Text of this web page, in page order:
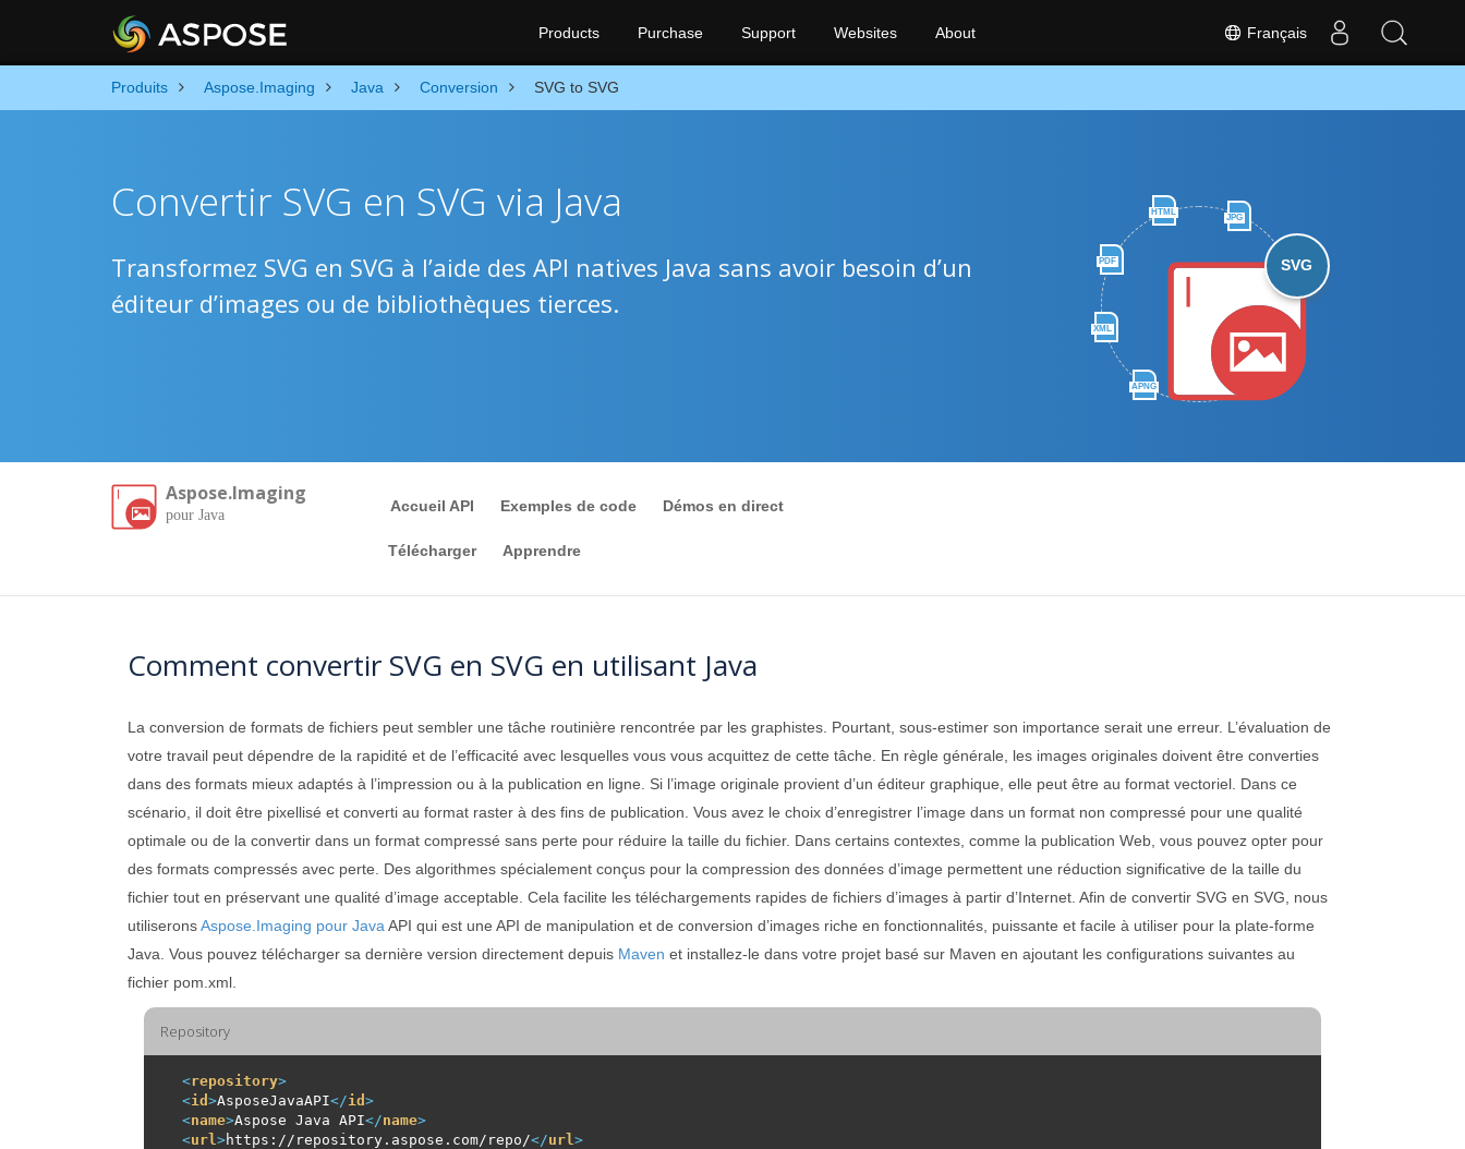
Français
Products Purchase Support Websites About
Produits Aspose.Imaging Java Conversion SVG to SVG
HTML
JPG
PDF
XML
APNG
SVG
Convertir SVG en SVG via Java
Transformez SVG en SVG à l’aide des API natives Java sans avoir besoin d’un
éditeur d’images ou de bibliothèques tierces.
Aspose.Imaging
pour Java
Accueil API Exemples de code Démos en direct
Télécharger Apprendre
Comment convertir SVG en SVG en utilisant Java
La conversion de formats de fichiers peut sembler une tâche routinière rencontrée par les graphistes. Pourtant, sous-estimer son importance serait une erreur. L’évaluation de
votre travail peut dépendre de la rapidité et de l’efficacité avec lesquelles vous vous acquittez de cette tâche. En règle générale, les images originales doivent être converties
dans des formats mieux adaptés à l’impression ou à la publication en ligne. Si l’image originale provient d’un éditeur graphique, elle peut être au format vectoriel. Dans ce
scénario, il doit être pixellisé et converti au format raster à des fins de publication. Vous avez le choix d’enregistrer l’image dans un format non compressé pour une qualité
optimale ou de la convertir dans un format compressé sans perte pour réduire la taille du fichier. Dans certains contextes, comme la publication Web, vous pouvez opter pour
des formats compressés avec perte. Des algorithmes spécialement conçus pour la compression des données d’image permettent une réduction significative de la taille du
fichier tout en préservant une qualité d’image acceptable. Cela facilite les téléchargements rapides de fichiers d’images à partir d’Internet. Afin de convertir SVG en SVG, nous
utiliseronsAspose.Imaging pour Java API qui est une API de manipulation et de conversion d’images riche en fonctionnalités, puissante et facile à utiliser pour la plate-forme
Java. Vous pouvez télécharger sa dernière version directement depuis Maven et installez-le dans votre projet basé sur Maven en ajoutant les configurations suivantes au
fichier pom.xml.
Repository
<repository>
<id >AsposeJavaAPI</id >
<name>Aspose Java API</name>
<url>https://repository.aspose.com/repo/</url>